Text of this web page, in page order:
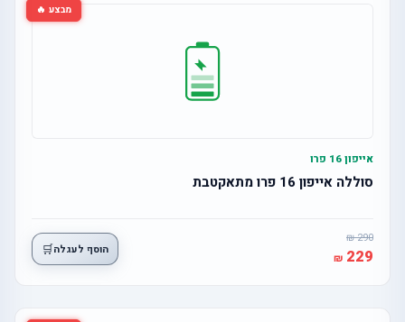
מבצע 🔥
אייפון 16 פרו
סוללה אייפון 16 פרו מתאקטבת
290
229 הוסף לעגלה🛒